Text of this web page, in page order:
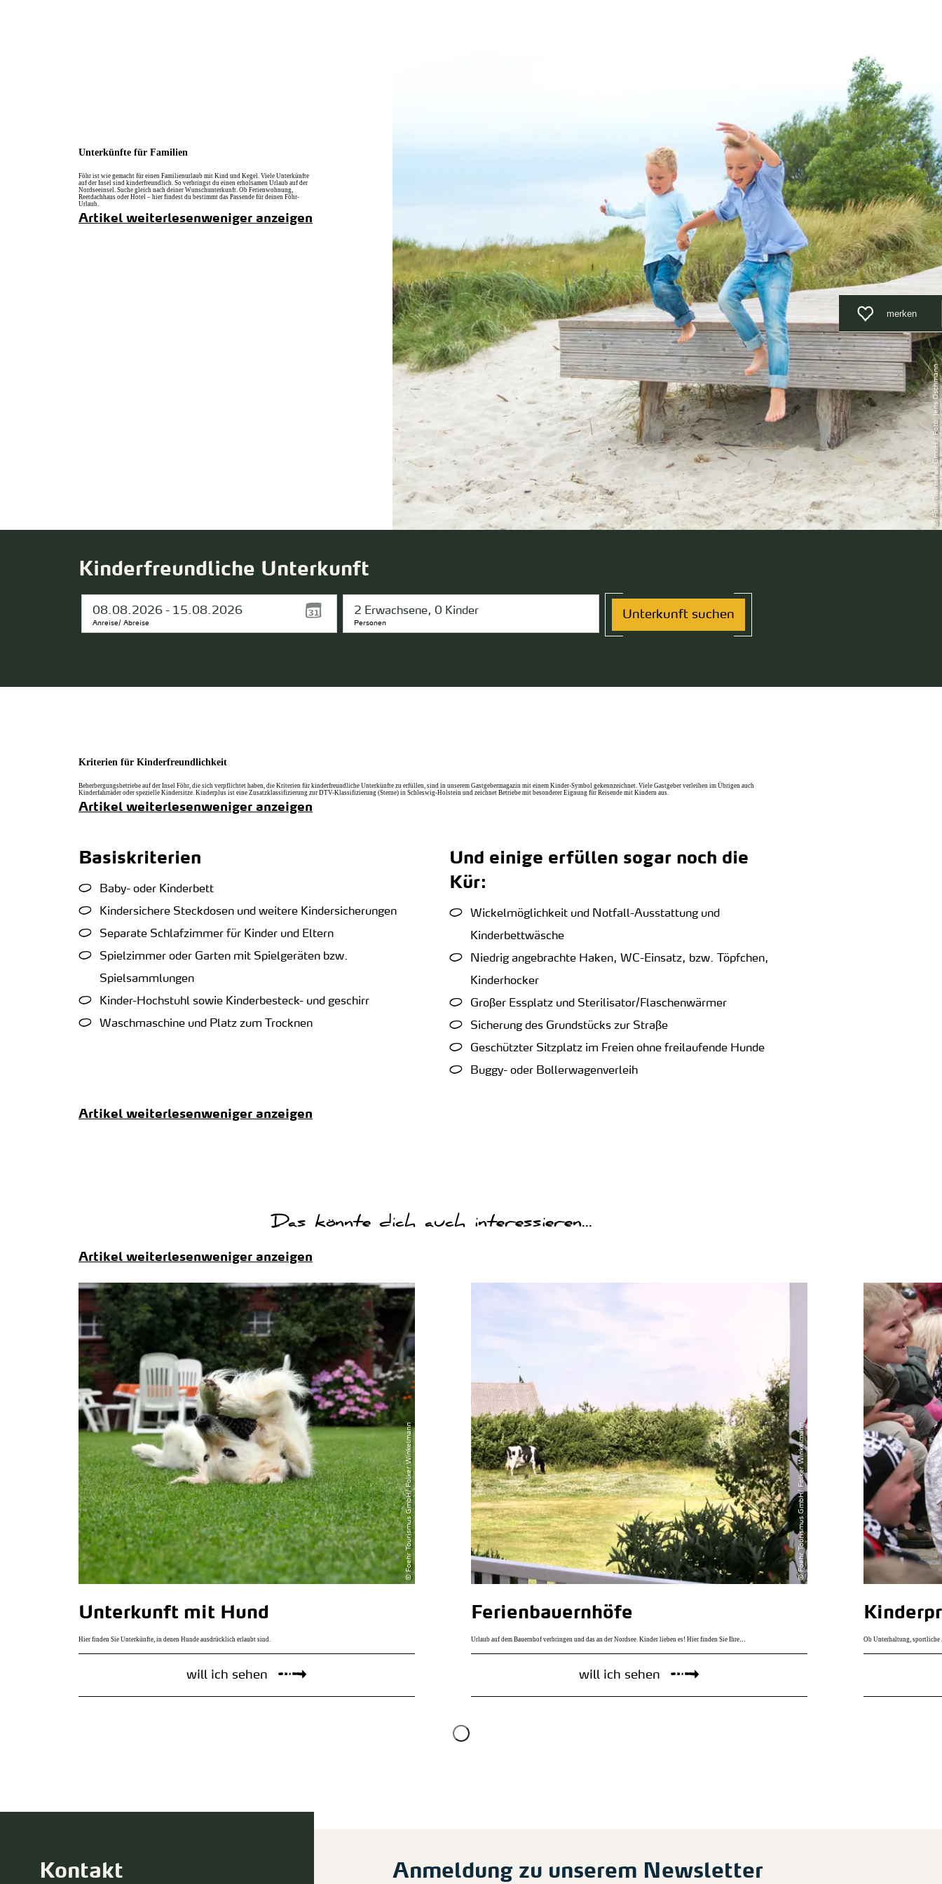
© Föhr Tourismus GmbH / Foto: Jens Oschmann
Unterkünfte für Familien
Föhr ist wie gemacht für einen Familienurlaub mit Kind und Kegel. Viele Unterkünfte
auf der Insel sind kinderfreundlich. So verbringst du einen erholsamen Urlaub auf der
Nordseeinsel. Suche gleich nach deiner Wunschunterkunft. Ob Ferienwohnung,
Reetdachhaus oder Hotel – hier findest du bestimmt das Passende für deinen Föhr-
Urlaub.
Artikel weiterlesenweniger anzeigen
Kinderfreundliche Unterkunft
Anreise/ Abreise Personen
Unterkunft suchen
Kriterien für Kinderfreundlichkeit
Beherbergungsbetriebe auf der Insel Föhr, die sich verpflichtet haben, die Kriterien für kinderfreundliche Unterkünfte zu erfüllen, sind in unserem Gastgebermagazin mit einem Kinder-Symbol gekennzeichnet. Viele Gastgeber verleihen im Übrigen auch
Kinderfahrräder oder spezielle Kindersitze. Kinderplus ist eine Zusatzklassifizierung zur DTV-Klassifizierung (Sterne) in Schleswig-Holstein und zeichnet Betriebe mit besonderer Eignung für Reisende mit Kindern aus.
Artikel weiterlesenweniger anzeigen
Basiskriterien
Baby- oder Kinderbett
Kindersichere Steckdosen und weitere Kindersicherungen
Separate Schlafzimmer für Kinder und Eltern
Spielzimmer oder Garten mit Spielgeräten bzw.
Spielsammlungen
Kinder-Hochstuhl sowie Kinderbesteck- und geschirr
Waschmaschine und Platz zum Trocknen
Und einige erfüllen sogar noch die
Kür:
Wickelmöglichkeit und Notfall-Ausstattung und
Kinderbettwäsche
Niedrig angebrachte Haken, WC-Einsatz, bzw. Töpfchen,
Kinderhocker
Großer Essplatz und Sterilisator/Flaschenwärmer
Sicherung des Grundstücks zur Straße
Geschützter Sitzplatz im Freien ohne freilaufende Hunde
Buggy- oder Bollerwagenverleih
Artikel weiterlesenweniger anzeigen
Das könnte dich auch interessieren...
Artikel weiterlesenweniger anzeigen
© Foehr Tourismus GmbH/ Folker Winkelmann
Unterkunft mit Hund
Hier finden Sie Unterkünfte, in denen Hunde ausdrücklich erlaubt sind.
will ich sehen
will ich sehen
© Foehr Tourismus GmbH/ Folker Winkelmann
Ferienbauernhöfe
Urlaub auf dem Bauernhof verbringen und das an der Nordsee. Kinder lieben es! Hier finden Sie Ihre…
will ich sehen
Ob Unterhaltung,
will ich sehen
merken
Anmeldung zu unserem Newsletter
Kontakt